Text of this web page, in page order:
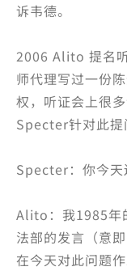
诉韦德。
2006 Alito 提名
师代理写过一份
权，听证会上很
Specter针对此提
Specter：你今天
Alito：我1985年
法部的发言（意
在今天对此问题